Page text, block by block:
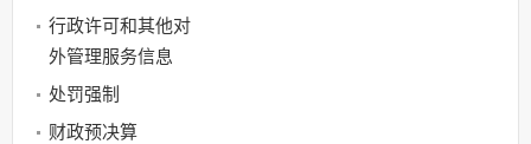
行政许可和其他对
外管理服务信息
处罚强制
财政预决算